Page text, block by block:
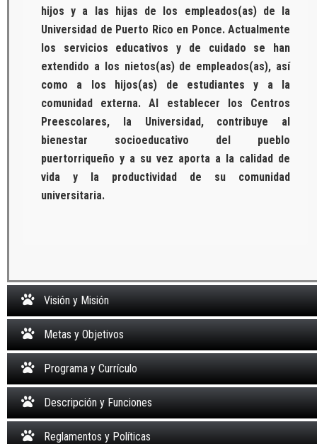
hijos y a las hijas de los empleados(as) de la
Universidad de Puerto Rico en Ponce. Actualmente
los servicios educativos y de cuidado se han
extendido a los nietos(as) de empleados(as), así
como a los hijos(as) de estudiantes y a la
comunidad externa. Al establecer los Centros
Preescolares, la Universidad, contribuye al
bienestar socioeducativo del pueblo
puertorriqueño y a su vez aporta a la calidad de
vida y la productividad de su comunidad
universitaria.
Visión y Misión
Metas y Objetivos
Programa y Currículo
Descripción y Funciones
Reglamentos y Políticas